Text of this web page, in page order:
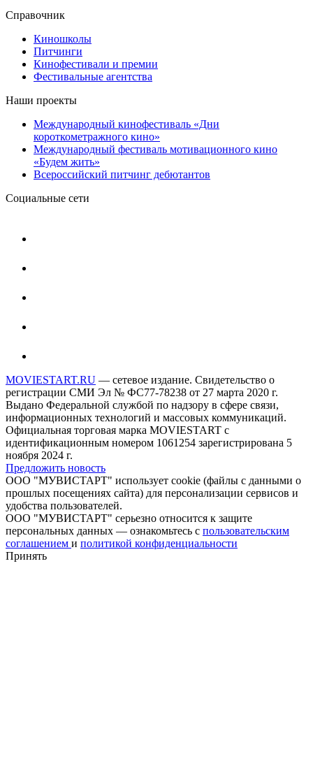
Справочник
Киношколы
Питчинги
Кинофестивали и премии
Фестивальные агентства
Наши проекты
Международный кинофестиваль «Дни
короткометражного кино»
Международный фестиваль мотивационного кино
«Будем жить»
Всероссийский питчинг дебютантов
Социальные сети
MOVIESTART.RU — сетевое издание. Свидетельство о
регистрации СМИ Эл № ФС77-78238 от 27 марта 2020 г.
Выдано Федеральной службой по надзору в сфере связи,
информационных технологий и массовых коммуникаций.
Официальная торговая марка MOVIESTART с
идентификационным номером 1061254 зарегистрирована 5
ноября 2024 г.
Предложить новость
ООО "МУВИСТАРТ" использует cookie (файлы с данными о
прошлых посещениях сайта) для персонализации сервисов и
удобства пользователей.
ООО "МУВИСТАРТ" серьезно относится к защите
персональных данных — ознакомьтесь с пользовательским
соглашением и политикой конфиденциальности
Принять